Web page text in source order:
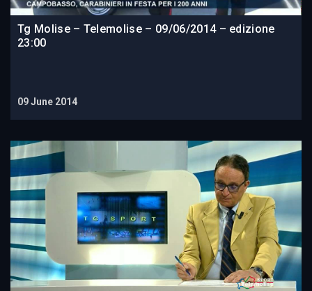
Tg Molise – Telemolise – 09/06/2014 – edizione
23:00
09 June 2014